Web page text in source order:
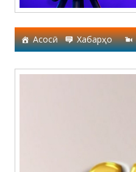
Асосӣ Хабарҳо